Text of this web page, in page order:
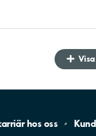
hos oss